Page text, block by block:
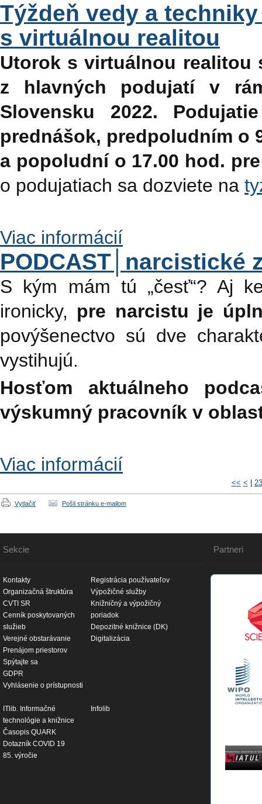
Týždeň vedy a
s virtuálnou realitou
Utorok s virtuálnou realitou
z hlavných podujatí v
Slovensku 2022.
prednášok, predpoludním o
a popoludní o 17.00 hod.
o podujatiach sa dozviete na
Viac informácií
PODCAST│narcistické
S kým mám tú „česť“? Aj
ironicky, pre narcistu je
povýšenectvo sú dve
vystihujú.
Hosťom aktuálneho
výskumný pracovník v
Viac informácií
<< < 23
Vytlačiť Pošli stránku e-mailom
Sekcie
Kontakty
Organizačná štruktúra
CVTI SR
Cenník poskytovaných
služieb
Verejné obstarávanie
Prenájom priestorov
Spýtajte sa
GDPR
Vyhlásenie o prístupnosti
Registrácia používateľov
Výpožičné služby
Knižničný a výpožičný
poriadok
Depozitné knižnice (DK)
Digitalizácia
ITlib. Informačné
technológie a knižnice
Časopis QUARK
Dotazník COVID 19
85. výročie
Infolib
Partneri